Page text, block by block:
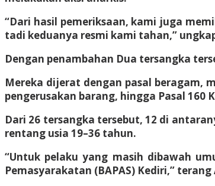
“Dari hasil pemeriksaan, kami juga
tadi keduanya resmi kami tahan,”
Dengan penambahan Dua tersangka
Mereka dijerat dengan pasal beragam,
pengerusakan barang, hingga Pasal
Dari 26 tersangka tersebut, 12 di
rentang usia 19–36 tahun.
“Untuk pelaku yang masih dibawah
Pemasyarakatan (BAPAS) Kediri,” terang